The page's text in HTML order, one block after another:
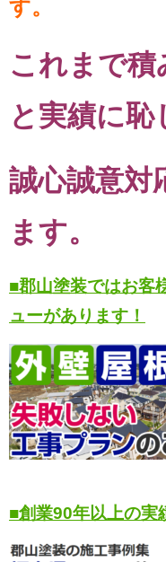
す。
これまで
と実績に恥
誠心誠意対
ます。
■郡山塗装ではお客
ューがあります！
■創業90年以上の実